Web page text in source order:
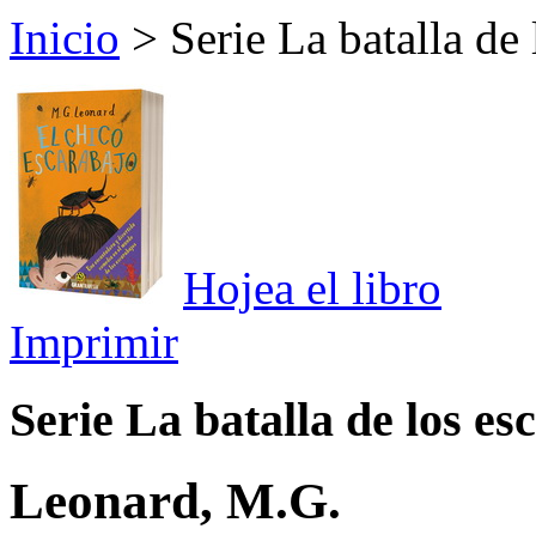
Inicio > Serie La batalla
Hojea el libro
Imprimir
Serie La batalla de los
Leonard, M.G.